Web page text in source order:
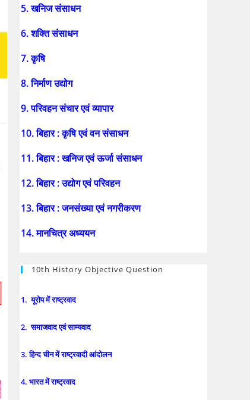
5. खनिज संसाधन
6. शक्ति संसाधन
7. कृषि
8. निर्माण उद्योग
9. परिवहन संचार एवं व्यापार
10. बिहार : कृषि एवं वन संसाधन
11. बिहार : खनिज एवं ऊर्जा संसाधन
12. बिहार : उद्योग एवं परिवहन
13. बिहार : जनसंख्या एवं नगरीकरण
14. मानचित्र अध्ययन
10th History Objective Question
1. यूरोप में राष्ट्रवाद
2. समाजवाद एवं साम्यवाद
3. हिन्द चीन में राष्ट्रवादी आंदोलन
4. भारत में राष्ट्रवाद